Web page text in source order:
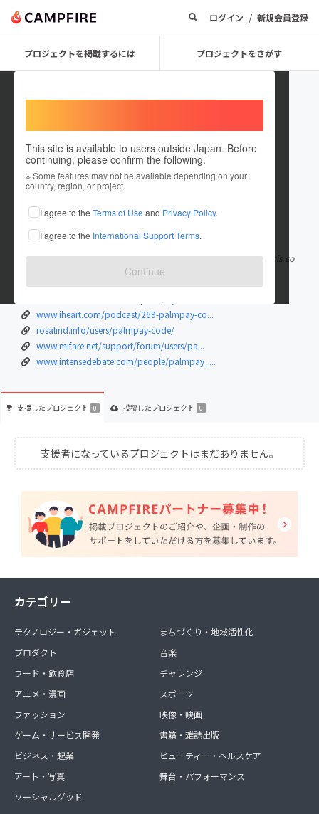
ログイン / 新規会員登録
プロジェクトを掲載するには プロジェクトをさがす
This site is available to users outside Japan. Before
continuing, please confirm the following.
※ Some features may not be available depending on your
country, region, or project.
I agree to the Terms of Use and Privacy Policy.
I agree to the International Support Terms.
Continue
PalmPay_Code
在住国：日本
出身国：日本 出身地：未設定
About PalmPay USSD Code The PalmPay USSD code is *652#. This co
de can be used to perform s もっと見る
www.iheart.com/podcast/269-palmpay-co...
rosalind.info/users/palmpay-code/
www.mifare.net/support/forum/users/pa...
www.intensedebate.com/people/palmpay_...
支援したプロジェクト 0 投稿したプロジェクト 0
支援者になっているプロジェクトはまだありません。
カテゴリー
テクノロジー・ガジェット
プロダクト
フード・飲食店
アニメ・漫画
ファッション
ゲーム・サービス開発
ビジネス・起業
アート・写真
ソーシャルグッド
まちづくり・地域活性化
音楽
チャレンジ
スポーツ
映像・映画
書籍・雑誌出版
ビューティー・ヘルスケア
舞台・パフォーマンス